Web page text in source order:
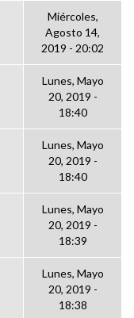
Miércoles,
Agosto 14,
2019 - 20:02
Lunes, Mayo
20, 2019 -
18:40
Lunes, Mayo
20, 2019 -
18:40
Lunes, Mayo
20, 2019 -
18:39
Lunes, Mayo
20, 2019 -
18:38